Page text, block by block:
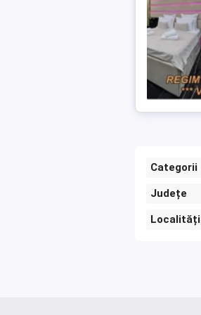
Categorii
Județe
Localități